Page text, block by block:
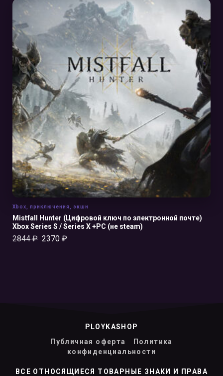
В КОРЗИНУ
Mistfall Hunter (Цифровой ключ по электронной почте)
Xbox Series S / Series X +PC (не steam)
2844₽ 2370 ₽
Xbox приключения экшн
PLOYKASHOP
Публичная оферта
Политика
конфиденциальности
ВСЕ ОТНОСЯЩИЕСЯ ТОВАРНЫЕ ЗНАКИ И ПРАВА